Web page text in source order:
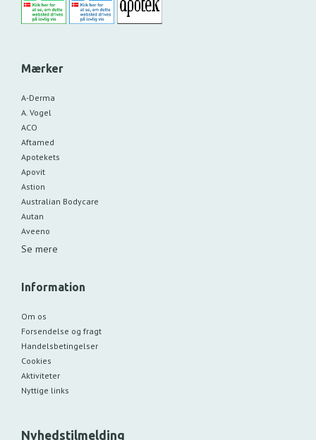
Mærker
A-Derma
A. Vogel
ACO
Aftamed
Apotekets
Apovit
Astion
Australian Bodycare
Autan
Aveeno
Se mere
Information
Om os
Forsendelse og fragt
Handelsbetingelser
Cookies
Aktiviteter
Nyttige links
Nyhedstilmelding